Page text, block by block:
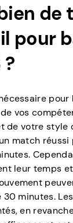
de
pour
vos
de votre style
match
leur temps
30 minutes.
en